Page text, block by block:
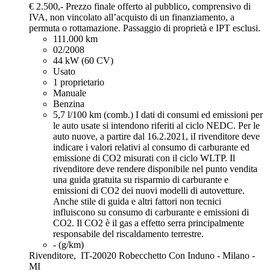
€ 2.500,- Prezzo finale offerto al pubblico, comprensivo di
IVA, non vincolato all’acquisto di un finanziamento, a
permuta o rottamazione. Passaggio di proprietà e IPT esclusi.
111.000 km
02/2008
44 kW (60 CV)
Usato
1 proprietario
Manuale
Benzina
5,7 l/100 km (comb.) I dati di consumi ed emissioni per
le auto usate si intendono riferiti al ciclo NEDC. Per le
auto nuove, a partire dal 16.2.2021, iI rivenditore deve
indicare i valori relativi al consumo di carburante ed
emissione di CO2 misurati con il ciclo WLTP. Il
rivenditore deve rendere disponibile nel punto vendita
una guida gratuita su risparmio di carburante e
emissioni di CO2 dei nuovi modelli di autovetture.
Anche stile di guida e altri fattori non tecnici
influiscono su consumo di carburante e emissioni di
CO2. Il CO2 è il gas a effetto serra principalmente
responsabile del riscaldamento terrestre.
- (g/km)
Rivenditore, IT-20020 Robecchetto Con Induno - Milano -
MI